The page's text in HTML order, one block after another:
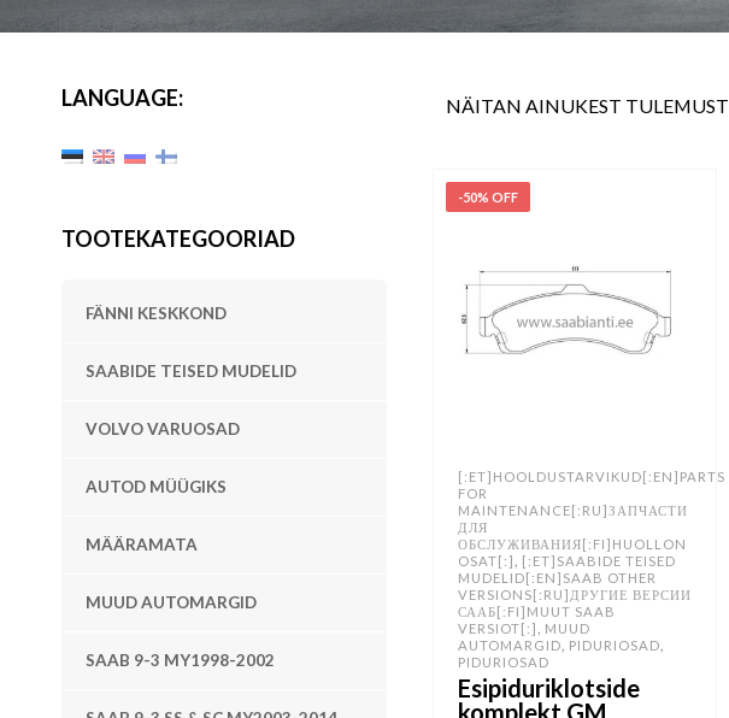
LANGUAGE:
TOOTEKATEGOORIAD
FÄNNI KESKKOND
SAABIDE TEISED MUDELID
VOLVO VARUOSAD
AUTOD MÜÜGIKS
MÄÄRAMATA
MUUD AUTOMARGID
SAAB 9-3 MY1998-2002
NÄITAN AINUKEST TULEMUST
-50% OFF
[:ET]HOOLDUSTARVIKUD[:EN]PARTS
FOR
MAINTENANCE[:RU]ЗАПЧАСТИ
ДЛЯ
ОБСЛУЖИВАНИЯ[:FI]HUOLLON
OSAT[:]
[:ET]SAABIDE TEISED
MUDELID[:EN]SAAB OTHER
VERSIONS[:RU]ДРУГИЕ ВЕРСИИ
СААБ[:FI]MUUT SAAB
VERSIOT[:]
MUUD
AUTOMARGID
PIDURIOSAD
PIDURIOSAD
Esipiduriklotside
komplekt GM